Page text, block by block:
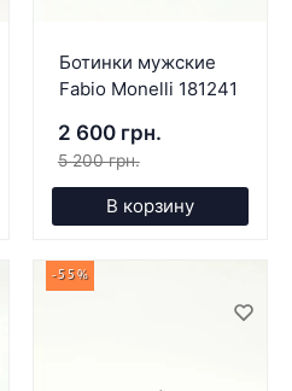
Ботинки мужские
Fabio Monelli 181241
2 600 грн.
5 200 грн.
В корзину
-55%